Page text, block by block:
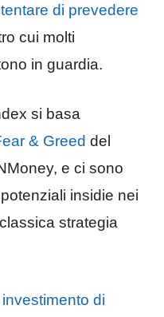
tentare di prevedere
cui molti
in guardia.
si basa
& Greed del
e ci sono
insidie ​​nei
strategia
di